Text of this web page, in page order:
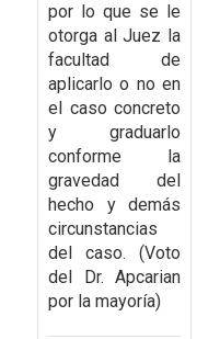
por lo que se le
otorga al Juez la
facultad de
aplicarlo o no en
el caso concreto
y graduarlo
conforme la
gravedad del
hecho y demás
circunstancias
del caso. (Voto
del Dr. Apcarian
por la mayoría)